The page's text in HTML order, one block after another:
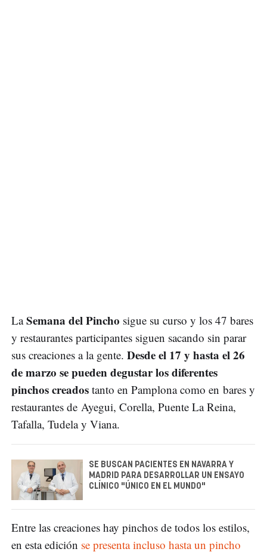
LaSemana del Pincho sigue su curso y los 47 bares
y restaurantes participantes siguen sacando sin parar
sus creaciones a la gente. Desde el 17 y hasta el 26
de marzo se pueden degustar los diferentes
pinchos creados tanto en Pamplona como en bares y
restaurantes de Ayegui, Corella, Puente La Reina,
Tafalla, Tudela y Viana.
SE BUSCAN PACIENTES EN NAVARRA Y
MADRID PARA DESARROLLAR UN ENSAYO
CLÍNICO "ÚNICO EN EL MUNDO"
Entre las creaciones hay pinchos de todos los estilos,
en esta edición se presenta incluso hasta un pincho